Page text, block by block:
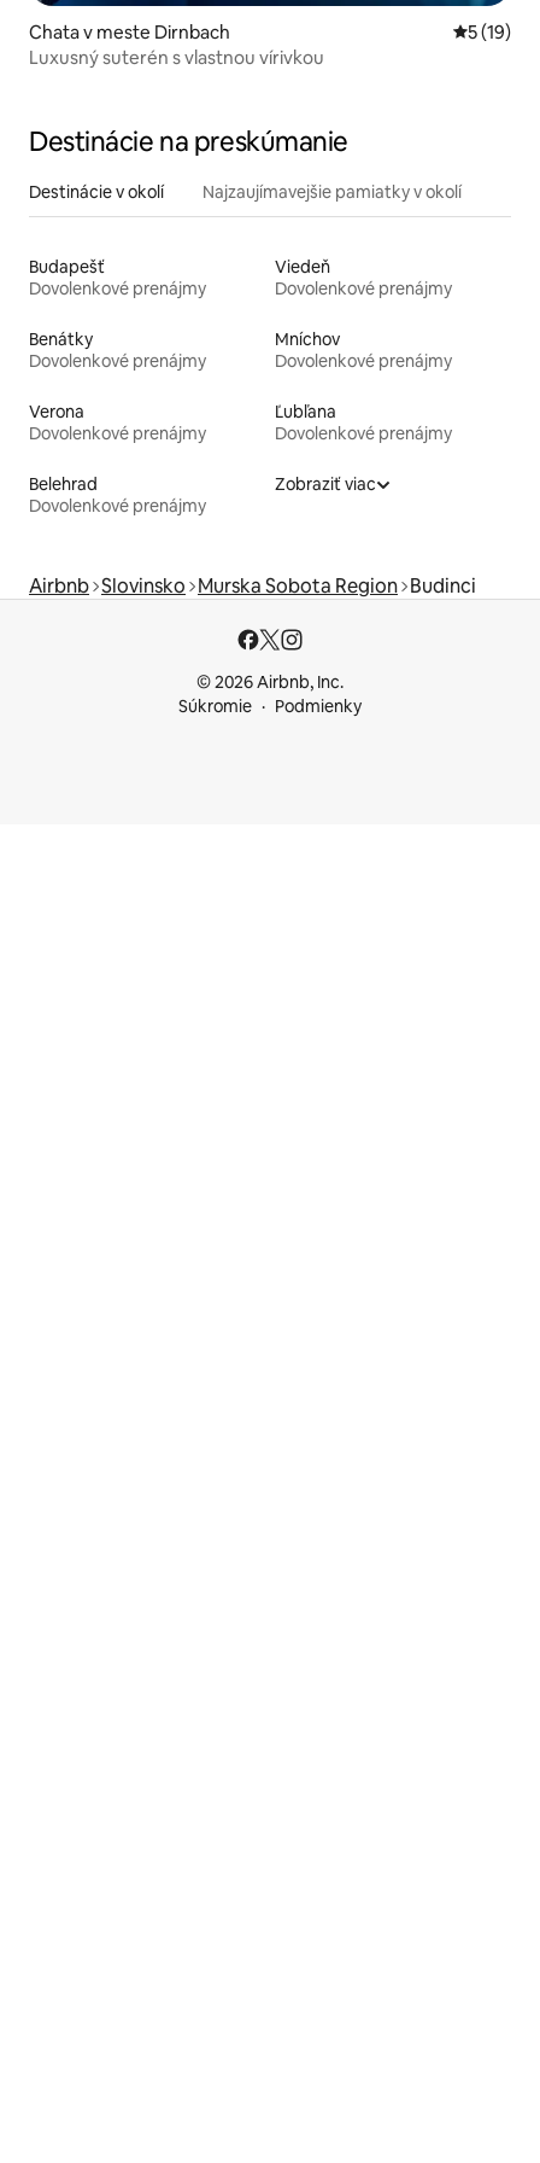
Chata v meste Dirnbach
5 (19)
Luxusný suterén s vlastnou vírivkou
Destinácie na preskúmanie
Destinácie v okolí Najzaujímavejšie pamiatky v okolí
Budapešť
Dovolenkové prenájmy
Viedeň
Dovolenkové prenájmy
Benátky
Dovolenkové prenájmy
Mníchov
Dovolenkové prenájmy
Verona
Dovolenkové prenájmy
Ľubľana
Dovolenkové prenájmy
Belehrad
Dovolenkové prenájmy
Zobraziť viac
Airbnb Slovinsko Murska Sobota Region Budinci
© 2026 Airbnb, Inc.
Súkromie
Podmienky